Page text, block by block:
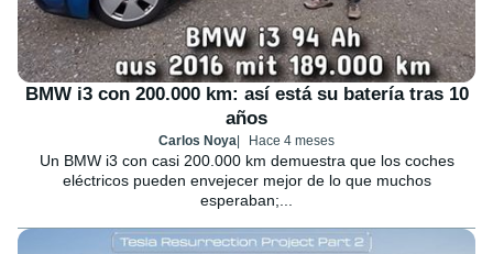
BMW i3 con 200.000 km: así está su batería tras 10
años
Carlos Noya Hace 4 meses
Un BMW i3 con casi 200.000 km demuestra que los coches
eléctricos pueden envejecer mejor de lo que muchos
esperaban;...